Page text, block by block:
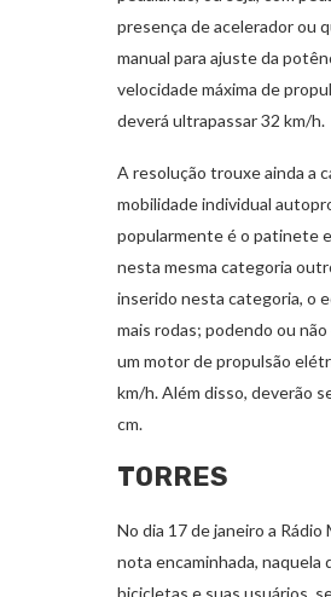
presença de acelerador ou
manual para ajuste da
velocidade máxima de
deverá ultrapassar 32 km/h.
A resolução trouxe ainda a
mobilidade individual
popularmente é o patinete
nesta mesma categoria
inserido nesta categoria, o
mais rodas; podendo ou
um motor de propulsão
km/h. Além disso, deverão
cm.
TORRES
No dia 17 de janeiro a
nota encaminhada, naquela